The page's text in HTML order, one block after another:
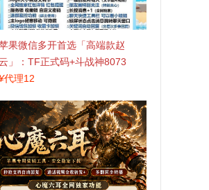
果微信多开首选「高端款赵
」：TF正式码+斗战神8073
，7天退换认准拍拍卡激活码
代理12